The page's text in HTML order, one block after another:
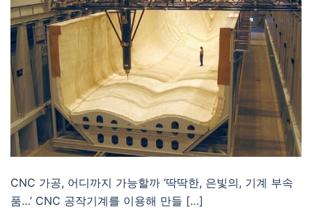
CNC 가공, 어디까지 가능할까 ‘딱딱한, 은빛의, 기계 부속
품…’ CNC 공작기계를 이용해 만들 […]